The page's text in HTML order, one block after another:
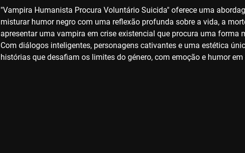
"Vampira Humanista Procura Voluntário Suicida" oferece uma
misturar humor negro com uma reflexão profunda sobre a vida, a
apresentar uma vampira em crise existencial que procura uma
Com diálogos inteligentes, personagens cativantes e uma estética
histórias que desafiam os limites do género, com emoção e humor